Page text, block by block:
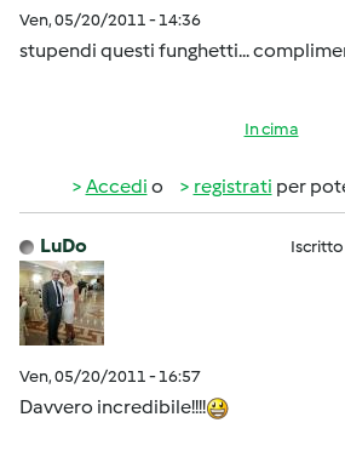
Ven, 05/20/2011 - 14:36
stupendi questi funghetti...
In cima
Accedi o registrati per
LuDo Iscritto
Ven, 05/20/2011 - 16:57
Davvero incredibile!!!!